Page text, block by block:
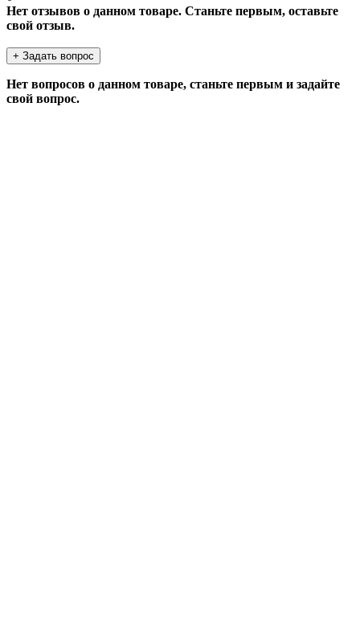
Нет отзывов о данном товаре. Станьте первым, оставьте
свой отзыв.
+ Задать вопрос
Нет вопросов о данном товаре, станьте первым и задайте
свой вопрос.